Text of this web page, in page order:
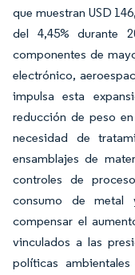
que muestran USD
del 4,45% durante
componentes de
electrónico,
impulsa esta
reducción de peso
necesidad de
ensamblajes de
controles de
consumo de metal
compensar el
vinculados a las
políticas